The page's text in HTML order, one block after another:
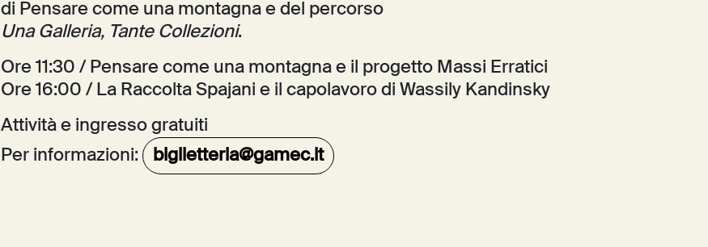
di Pensare come una montagna e del percorso
Una Galleria, Tante Collezioni.
Ore 11:30 / Pensare come una montagna e il progetto Massi Erratici
Ore 16:00 / La Raccolta Spajani e il capolavoro di Wassily Kandinsky
Attività e ingresso gratuiti
Per informazioni:
biglietteria@gamec.it